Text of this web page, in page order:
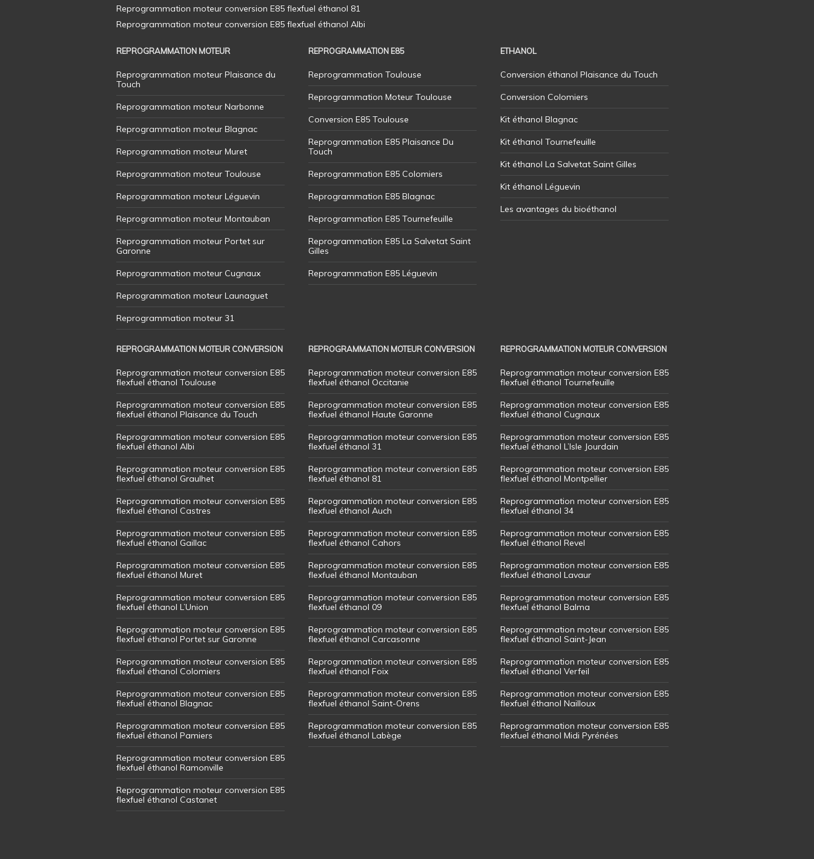
REPROGRAMMATION MOTEUR
Reprogrammation moteur Plaisance du
Touch
Reprogrammation moteur Narbonne
Reprogrammation moteur Blagnac
Reprogrammation moteur Muret
Reprogrammation moteur Toulouse
Reprogrammation moteur Léguevin
Reprogrammation moteur Montauban
Reprogrammation moteur Portet sur
Garonne
Reprogrammation moteur Cugnaux
Reprogrammation moteur Launaguet
Reprogrammation moteur 31
REPROGRAMMATION E85
Reprogrammation Toulouse
Reprogrammation Moteur Toulouse
Conversion E85 Toulouse
Reprogrammation E85 Plaisance Du
Touch
Reprogrammation E85 Colomiers
Reprogrammation E85 Blagnac
Reprogrammation E85 Tournefeuille
Reprogrammation E85 La Salvetat Saint
Gilles
Reprogrammation E85 Léguevin
ETHANOL
Conversion éthanol Plaisance du Touch
Conversion Colomiers
Kit éthanol Blagnac
Kit éthanol Tournefeuille
Kit éthanol La Salvetat Saint Gilles
Kit éthanol Léguevin
Les avantages du bioéthanol
REPROGRAMMATION MOTEUR CONVERSION
Reprogrammation moteur conversion E85
flexfuel éthanol Toulouse
Reprogrammation moteur conversion E85
flexfuel éthanol Plaisance du Touch
Reprogrammation moteur conversion E85
flexfuel éthanol Albi
Reprogrammation moteur conversion E85
flexfuel éthanol Graulhet
Reprogrammation moteur conversion E85
flexfuel éthanol Castres
Reprogrammation moteur conversion E85
flexfuel éthanol Gaillac
Reprogrammation moteur conversion E85
flexfuel éthanol Muret
Reprogrammation moteur conversion E85
flexfuel éthanol L’Union
Reprogrammation moteur conversion E85
flexfuel éthanol Portet sur Garonne
Reprogrammation moteur conversion E85
flexfuel éthanol Colomiers
Reprogrammation moteur conversion E85
flexfuel éthanol Blagnac
Reprogrammation moteur conversion E85
flexfuel éthanol Pamiers
Reprogrammation moteur conversion E85
flexfuel éthanol Ramonville
Reprogrammation moteur conversion E85
flexfuel éthanol Castanet
REPROGRAMMATION MOTEUR CONVERSION
Reprogrammation moteur conversion E85
flexfuel éthanol Occitanie
Reprogrammation moteur conversion E85
flexfuel éthanol Haute Garonne
Reprogrammation moteur conversion E85
flexfuel éthanol 31
Reprogrammation moteur conversion E85
flexfuel éthanol 81
Reprogrammation moteur conversion E85
flexfuel éthanol Auch
Reprogrammation moteur conversion E85
flexfuel éthanol Cahors
Reprogrammation moteur conversion E85
flexfuel éthanol Montauban
Reprogrammation moteur conversion E85
flexfuel éthanol 09
Reprogrammation moteur conversion E85
flexfuel éthanol Carcasonne
Reprogrammation moteur conversion E85
flexfuel éthanol Foix
Reprogrammation moteur conversion E85
flexfuel éthanol Saint-Orens
Reprogrammation moteur conversion E85
flexfuel éthanol Labège
REPROGRAMMATION MOTEUR CONVERSION
Reprogrammation moteur conversion E85
flexfuel éthanol Tournefeuille
Reprogrammation moteur conversion E85
flexfuel éthanol Cugnaux
Reprogrammation moteur conversion E85
flexfuel éthanol L’Isle Jourdain
Reprogrammation moteur conversion E85
flexfuel éthanol Montpellier
Reprogrammation moteur conversion E85
flexfuel éthanol 34
Reprogrammation moteur conversion E85
flexfuel éthanol Revel
Reprogrammation moteur conversion E85
flexfuel éthanol Lavaur
Reprogrammation moteur conversion E85
flexfuel éthanol Balma
Reprogrammation moteur conversion E85
flexfuel éthanol Saint-Jean
Reprogrammation moteur conversion E85
flexfuel éthanol Verfeil
Reprogrammation moteur conversion E85
flexfuel éthanol Nailloux
Reprogrammation moteur conversion E85
flexfuel éthanol Midi Pyrénées
Reprogrammation moteur conversion E85 flexfuel éthanol 81
Reprogrammation moteur conversion E85 flexfuel éthanol Albi